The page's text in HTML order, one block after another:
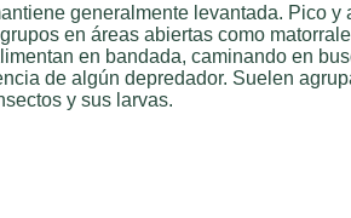
generalmente levantada. Pico y
en áreas abiertas como
en bandada, caminando en
de algún depredador. Suelen
y sus larvas.